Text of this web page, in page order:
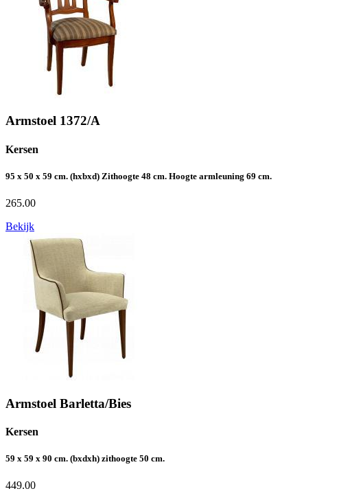
Armstoel 1372/A
Kersen
95 x 50 x 59 cm. (hxbxd) Zithoogte 48 cm. Hoogte armleuning 69 cm.
265.00
Bekijk
Armstoel Barletta/Bies
Kersen
59 x 59 x 90 cm. (bxdxh) zithoogte 50 cm.
449.00